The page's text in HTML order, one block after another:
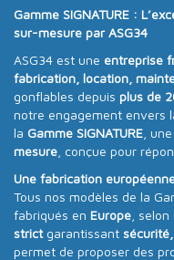
Gamme SIGNATURE :
sur-mesure par ASG34
ASG34 est une entreprise
fabrication, location,
gonflables depuis plus de
notre engagement envers
la Gamme SIGNATURE ,
mesure , conçue pour
Une fabrication
Tous nos modèles de la
fabriqués en Europe , selon
strictgarantissant
permet de proposer des